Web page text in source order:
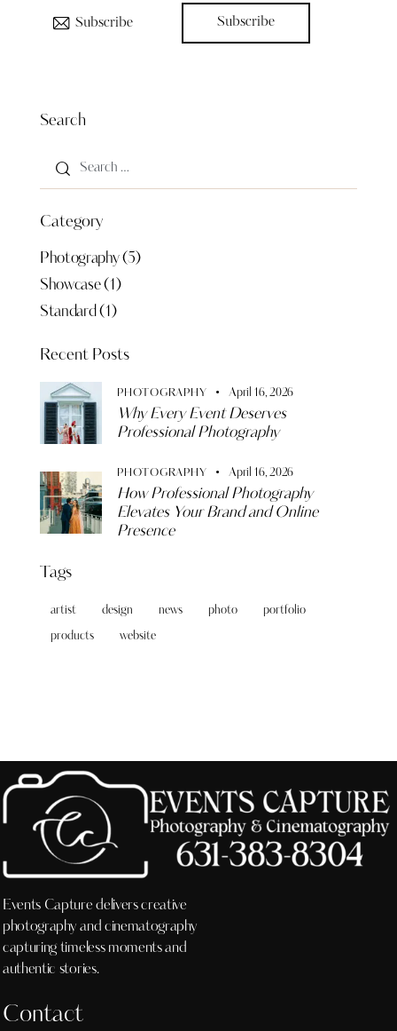
Subscribe Subscribe
Search
Category
Photography(5)
Showcase(1)
Standard (1)
Recent Posts
PHOTOGRAPHY April 16, 2026
Why Every Event Deserves
Professional Photography
PHOTOGRAPHY April 16, 2026
How Professional Photography
Elevates Your Brand and Online
Presence
Tags
artist design news photo portfolio
products website
Events Capture delivers creative
photography and cinematography
capturing timeless moments and
authentic stories.
Contact